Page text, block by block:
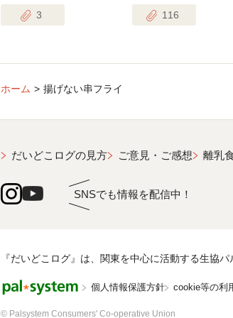
3 116
ホーム 揚げない串フライ
だいどこログの見方 ご意見・ご感想 離乳
SNSでも情報を配信中！
『だいどこログ』は、関東を中心に活動する生協
個人情報保護方針 cookie等の利
© Palsystem Consumers' Co-operative Union